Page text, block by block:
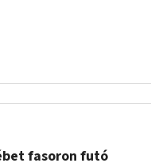
fasoron futó